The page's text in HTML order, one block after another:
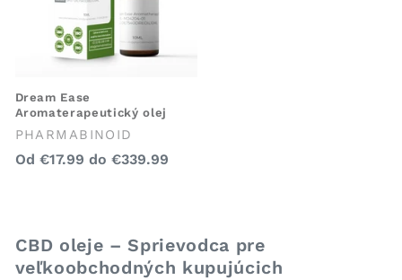
Dream Ease
Aromaterapeutický olej
Predajca:
PHARMABINOID
Bežná
Od €17.99 do €339.99
CBD oleje – Sprievodca pre
veľkoobchodných kupujúcich